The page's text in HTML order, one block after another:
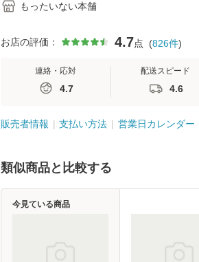
もったいない本舗
お店の評価： 4.7点 (826件)
連絡・応対
4.7
配送スピード
4.6
販売者情報 支払い方法 営業日カレンダー
類似商品と比較する
今見ている商品